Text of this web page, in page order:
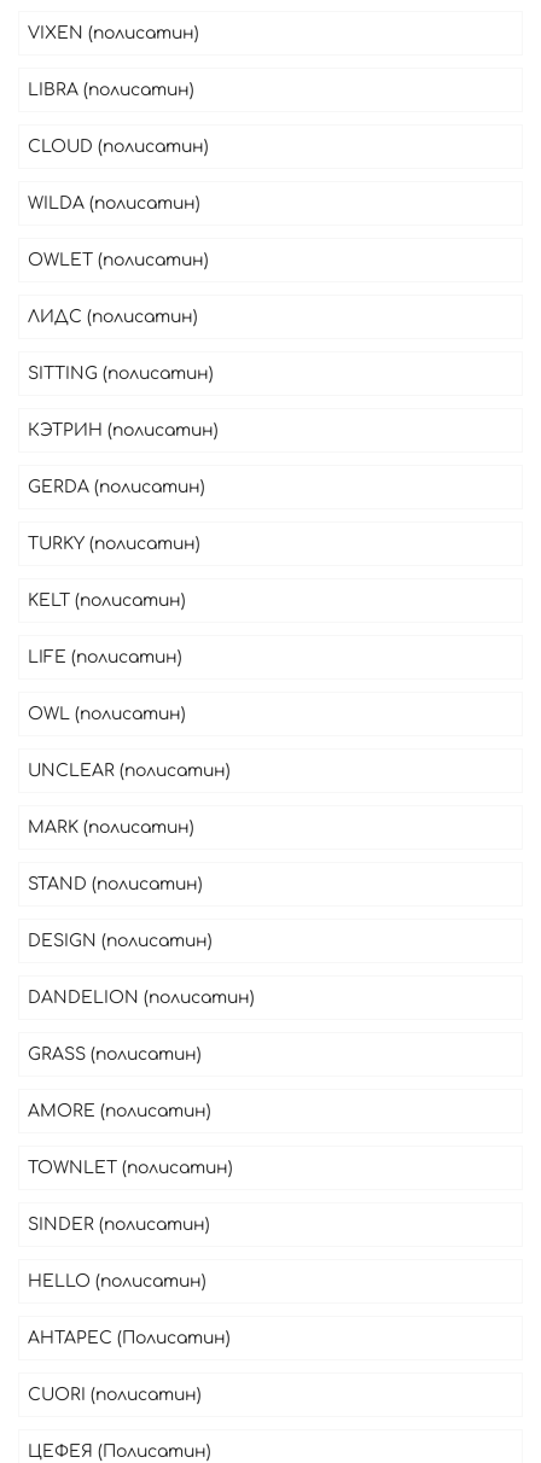
VIXEN (полисатин)
LIBRA (полисатин)
CLOUD (полисатин)
WILDA (полисатин)
OWLET (полисатин)
ЛИДС (полисатин)
SITTING (полисатин)
КЭТРИН (полисатин)
GERDA (полисатин)
TURKY (полисатин)
KELT (полисатин)
LIFE (полисатин)
OWL (полисатин)
UNCLEAR (полисатин)
MARK (полисатин)
STAND (полисатин)
DESIGN (полисатин)
DANDELION (полисатин)
GRASS (полисатин)
AMORE (полисатин)
TOWNLET (полисатин)
SINDER (полисатин)
HELLO (полисатин)
АНТАРЕС (Полисатин)
CUORI (полисатин)
ЦЕФЕЯ (Полисатин)